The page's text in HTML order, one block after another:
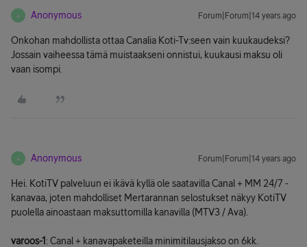
A Anonymous Forum|Forum|14 years ago
Onkohan mahdollista ottaa Canalia Koti-Tv:seen vain kuukaudeksi?
Jossain vaiheessa tämä muistaakseni onnistui, kuukausi maksu oli
vaan isompi.
A Anonymous Forum|Forum|14 years ago
Hei. KotiTV palveluun ei ikävä kyllä ole saatavilla Canal + MM 24/7 -
kanavaa, joten mahdolliset Mertarannan selostukset näkyy KotiTV
puolella ainoastaan maksuttomilla kanavilla (MTV3 / Ava).
varoos-1 : Canal + kanavapaketeilla minimitilausjakso on 6kk.